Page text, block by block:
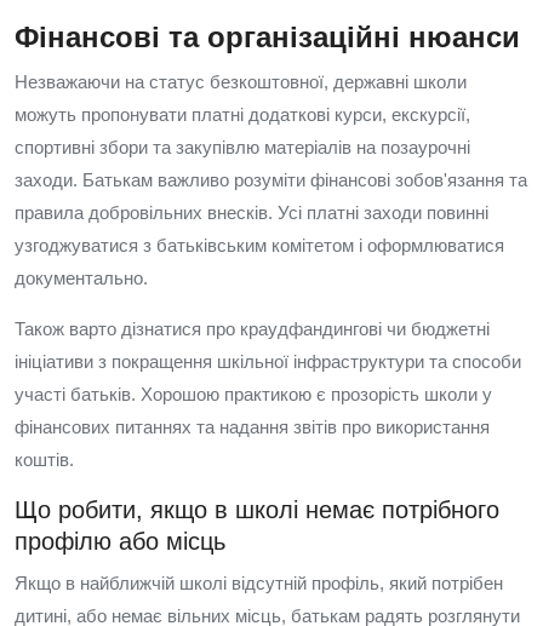
Фінансові та організаційні нюанси
Незважаючи на статус безкоштовної, державні школи
можуть пропонувати платні додаткові курси, екскурсії,
спортивні збори та закупівлю матеріалів на позаурочні
заходи. Батькам важливо розуміти фінансові зобов'язання та
правила добровільних внесків. Усі платні заходи повинні
узгоджуватися з батьківським комітетом і оформлюватися
документально.
Також варто дізнатися про краудфандингові чи бюджетні
ініціативи з покращення шкільної інфраструктури та способи
участі батьків. Хорошою практикою є прозорість школи у
фінансових питаннях та надання звітів про використання
коштів.
Що робити, якщо в школі немає потрібного
профілю або місць
Якщо в найближчій школі відсутній профіль, який потрібен
дитині, або немає вільних місць, батькам радять розглянути